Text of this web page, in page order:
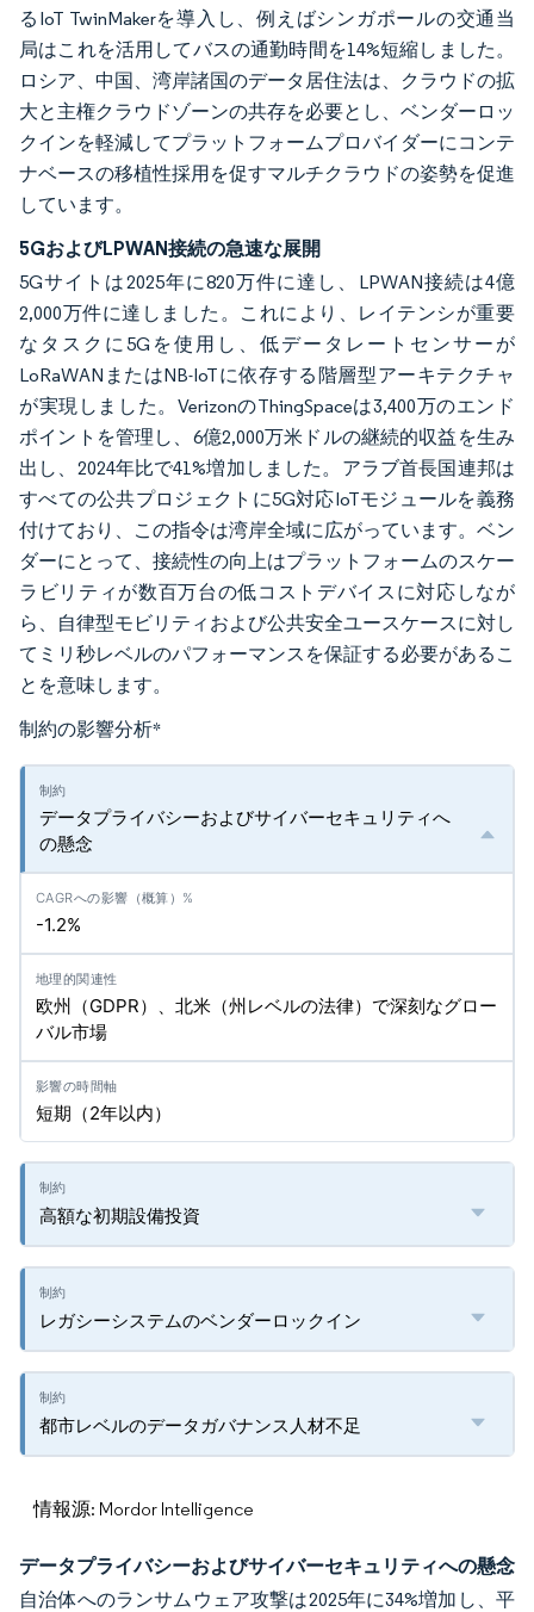
るIoT TwinMakerを導入し、例えばシンガポールの交通当
局はこれを活用してバスの通勤時間を14%短縮しました。
ロシア、中国、湾岸諸国のデータ居住法は、クラウドの拡
大と主権クラウドゾーンの共存を必要とし、ベンダーロッ
クインを軽減してプラットフォームプロバイダーにコンテ
ナベースの移植性採用を促すマルチクラウドの姿勢を促進
しています。
5GおよびLPWAN接続の急速な展開
5Gサイトは2025年に820万件に達し、LPWAN接続は4億
2,000万件に達しました。これにより、レイテンシが重要
なタスクに5Gを使用し、低データレートセンサーが
LoRaWANまたはNB-IoTに依存する階層型アーキテクチャ
が実現しました。VerizonのThingSpaceは3,400万のエンド
ポイントを管理し、6億2,000万米ドルの継続的収益を生み
出し、2024年比で41%増加しました。アラブ首長国連邦は
すべての公共プロジェクトに5G対応IoTモジュールを義務
付けており、この指令は湾岸全域に広がっています。ベン
ダーにとって、接続性の向上はプラットフォームのスケー
ラビリティが数百万台の低コストデバイスに対応しなが
ら、自律型モビリティおよび公共安全ユースケースに対し
てミリ秒レベルのパフォーマンスを保証する必要があるこ
とを意味します。
制約の影響分析*
データプライバシーおよびサイバーセキュリティへ
の懸念
-1.2%
欧州（GDPR）、北米（州レベルの法律）で深刻なグロー
バル市場
短期（2年以内）
高額な初期設備投資
レガシーシステムのベンダーロックイン
都市レベルのデータガバナンス人材不足
情報源: Mordor Intelligence
データプライバシーおよびサイバーセキュリティへの懸念
自治体へのランサムウェア攻撃は2025年に34%増加し、平